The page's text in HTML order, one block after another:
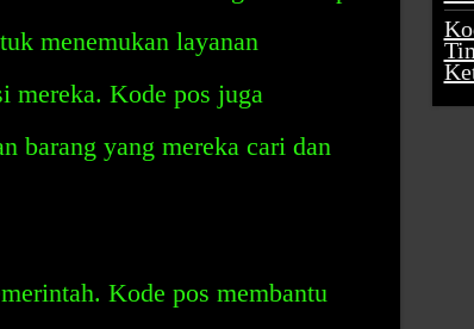
menemukan layanan
mereka. Kode pos juga
barang yang mereka cari dan
Kode pos membantu